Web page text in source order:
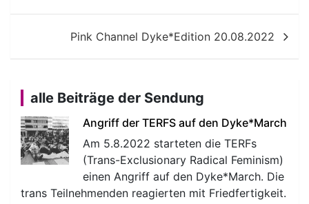
Pink Channel Dyke*Edition 20.08.2022
alle Beiträge der Sendung
Angriff der TERFS auf den Dyke*March
Am 5.8.2022 starteten die TERFs
(Trans-Exclusionary Radical Feminism)
einen Angriff auf den Dyke*March. Die
trans Teilnehmenden reagierten mit Friedfertigkeit.